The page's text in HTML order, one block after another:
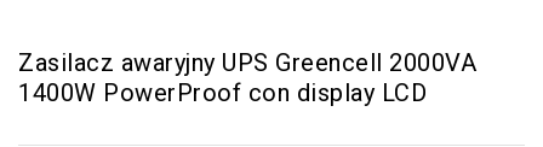
Zasilacz awaryjny UPS Greencell 2000VA
1400W PowerProof con display LCD